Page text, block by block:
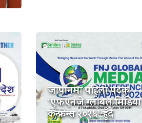
जापानमा पहिलो पटक
‘एफएनजे ग्लोबल मिडिया
कन्फ्रेन्स २०२६’ हुँदै